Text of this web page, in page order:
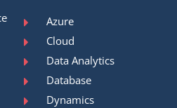
Azure
Cloud
Data Analytics
Database
Dynamics